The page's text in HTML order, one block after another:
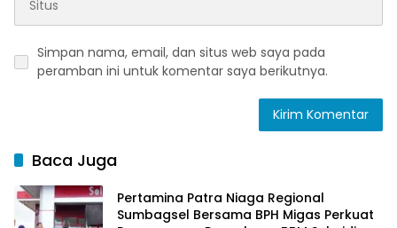
Simpan nama, email, dan situs web saya pada
peramban ini untuk komentar saya berikutnya.
Baca Juga
Pertamina Patra Niaga Regional
Sumbagsel Bersama BPH Migas Perkuat